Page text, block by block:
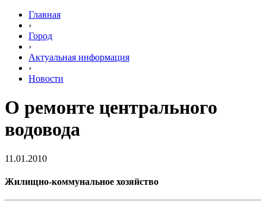
Главная
›
Город
›
Актуальная информация
›
Новости
О ремонте центрального
водовода
11.01.2010
Жилищно-коммунальное хозяйство